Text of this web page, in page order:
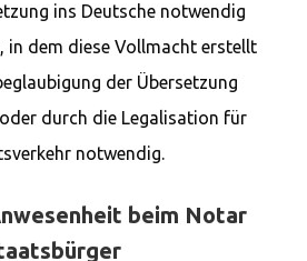
ins Deutsche notwendig
in dem diese Vollmacht erstellt
der Übersetzung
durch die Legalisation für
notwendig.
beim Notar